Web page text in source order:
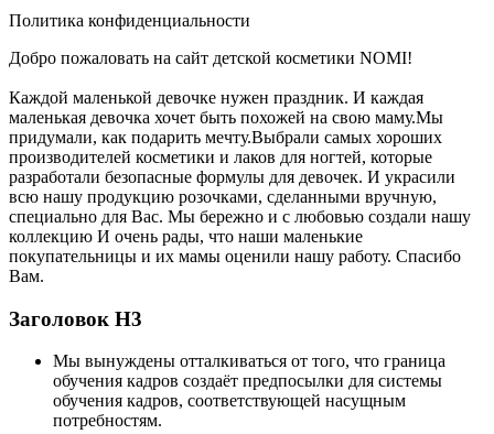
Политика конфиденциальности
Добро пожаловать на сайт детской косметики NOMI!
Каждой маленькой девочке нужен праздник. И каждая
маленькая девочка хочет быть похожей на свою маму.Мы
придумали, как подарить мечту.Выбрали самых хороших
производителей косметики и лаков для ногтей, которые
разработали безопасные формулы для девочек. И украсили
всю нашу продукцию розочками, сделанными вручную,
специально для Вас. Мы бережно и с любовью создали нашу
коллекцию И очень рады, что наши маленькие
покупательницы и их мамы оценили нашу работу. Спасибо
Вам.
Заголовок Н3
Мы вынуждены отталкиваться от того, что граница
обучения кадров создаёт предпосылки для системы
обучения кадров, соответствующей насущным
потребностям.